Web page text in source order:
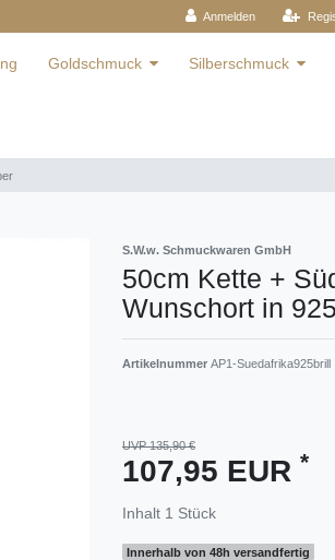
Anmelden
Goldschmuck Silberschmuck
S.W.w. Schmuckwaren GmbH
50cm Kette +
Wunschort in
Artikelnummer AP1-Suedafrika925brill
UVP 135,90 €
107,95 EUR *
Inhalt 1 Stück
Innerhalb von 48h versandfertig